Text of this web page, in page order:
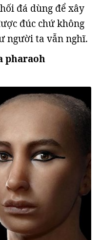
đá dùng để xây
đúc chứ không
người ta vẫn nghĩ.
pharaoh